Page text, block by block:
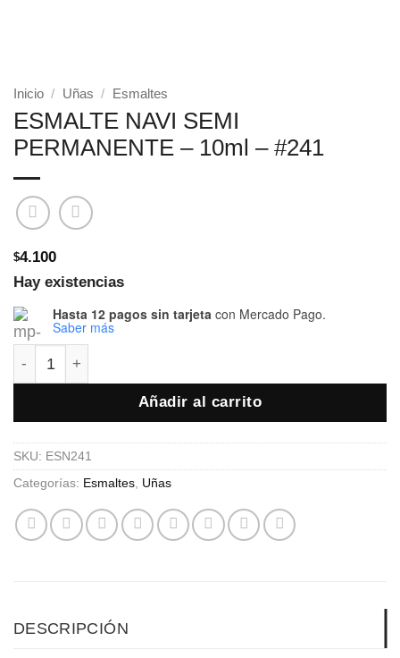
Inicio / Uñas / Esmaltes
ESMALTE NAVI SEMI
PERMANENTE – 10ml – #241
$4.100
Hay existencias
Hasta 12 pagos sin tarjeta con Mercado Pago.
Saber más
Añadir al carrito
SKU: ESN241
Categorías: Esmaltes Uñas
DESCRIPCIÓN